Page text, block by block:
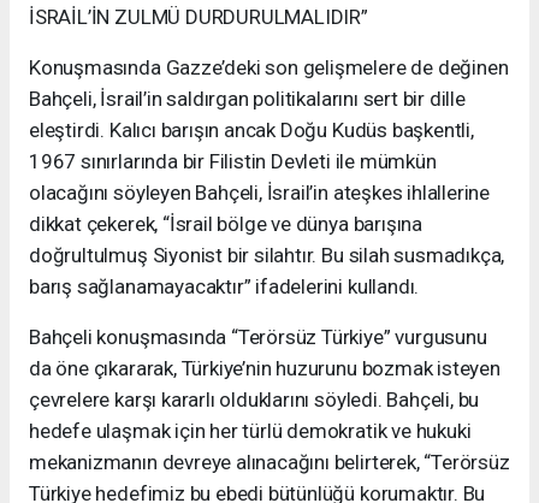
İSRAİL’İN ZULMÜ DURDURULMALIDIR”
Konuşmasında Gazze’deki son gelişmelere de değinen
Bahçeli, İsrail’in saldırgan politikalarını sert bir dille
eleştirdi. Kalıcı barışın ancak Doğu Kudüs başkentli,
1967 sınırlarında bir Filistin Devleti ile mümkün
olacağını söyleyen Bahçeli, İsrail’in ateşkes ihlallerine
dikkat çekerek, “İsrail bölge ve dünya barışına
doğrultulmuş Siyonist bir silahtır. Bu silah susmadıkça,
barış sağlanamayacaktır” ifadelerini kullandı.
Bahçeli konuşmasında “Terörsüz Türkiye” vurgusunu
da öne çıkararak, Türkiye’nin huzurunu bozmak isteyen
çevrelere karşı kararlı olduklarını söyledi. Bahçeli, bu
hedefe ulaşmak için her türlü demokratik ve hukuki
mekanizmanın devreye alınacağını belirterek, “Terörsüz
Türkiye hedefimiz bu ebedi bütünlüğü korumaktır. Bu